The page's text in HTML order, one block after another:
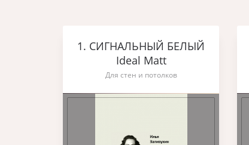
1. СИГНАЛЬНЫЙ БЕЛЫЙ
Ideal Matt
Для стен и потолков